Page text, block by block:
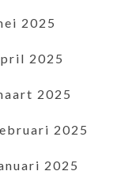
2025
2025
2025
2025
2025